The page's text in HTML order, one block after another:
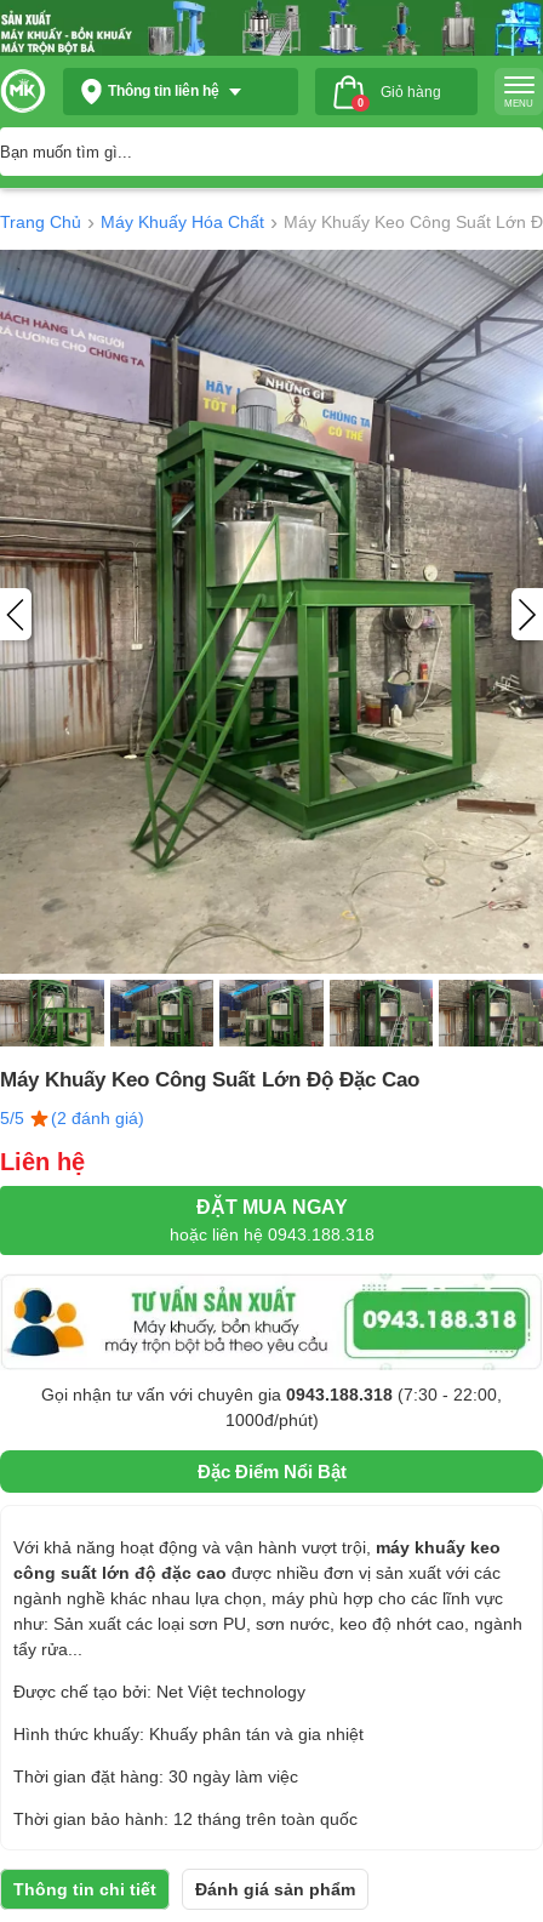
Thông tin liên hệ
0
Giỏ hàng
MENU
Trang Chủ › Máy Khuấy Hóa Chất › Máy Khuấy Keo Công Suất Lớn
Máy Khuấy Keo Công Suất Lớn Độ Đặc Cao
5/5 (2 đánh giá)
Liên hệ
ĐẶT MUA NGAY
hoặc liên hệ 0943.188.318
Gọi nhận tư vấn với chuyên gia 0943.188.318 (7:30 - 22:00,
1000đ/phút)
Đặc Điểm Nổi Bật
Với khả năng hoạt động và vận hành vượt trội, máy khuấy keo
công suất lớn độ đặc cao được nhiều đơn vị sản xuất với các
ngành nghề khác nhau lựa chọn, máy phù hợp cho các lĩnh vực
như: Sản xuất các loại sơn PU, sơn nước, keo độ nhớt cao, ngành
tẩy rửa...
Được chế tạo bởi: Net Việt technology
Hình thức khuấy: Khuấy phân tán và gia nhiệt
Thời gian đặt hàng: 30 ngày làm việc
Thời gian bảo hành: 12 tháng trên toàn quốc
Thông tin chi tiết Đánh giá sản phẩm